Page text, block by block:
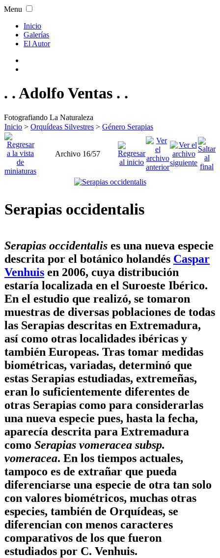
Menu
Inicio
Galerías
El Autor
. . Adolfo Ventas . .
Fotografiando La Naturaleza
Inicio > Orquídeas Silvestres > Género Serapias
Archivo 16/57
Serapias occidentalis
Serapias occidentalis es una nueva especie
descrita por el botánico holandés Caspar
Venhuis en 2006, cuya distribución
estaría localizada en el Suroeste Ibérico.
En el estudio que realizó, se tomaron
muestras de diversas poblaciones de todas
las Serapias descritas en Extremadura,
así como otras localidades ibéricas y
también Europeas. Tras tomar medidas
biométricas, variadas, determinó que
estas Serapias estudiadas, extremeñas,
eran lo suficientemente diferentes de
otras Serapias como para considerarlas
una nueva especie pues, hasta la fecha,
aparecía descrita para Extremadura
como Serapias vomeracea subsp.
vomeracea. En los tiempos actuales,
tampoco es de extrañar que pueda
diferenciarse una especie de otra tan solo
con valores biométricos, muchas otras
especies, también de Orquídeas, se
diferencian con menos caracteres
comparativos de los que fueron
estudiados por C. Venhuis.